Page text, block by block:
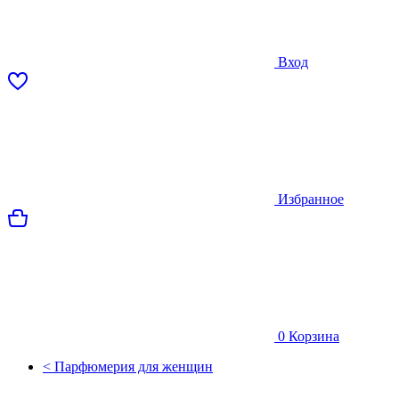
Вход
Избранное
0 Корзина
< Парфюмерия для женщин